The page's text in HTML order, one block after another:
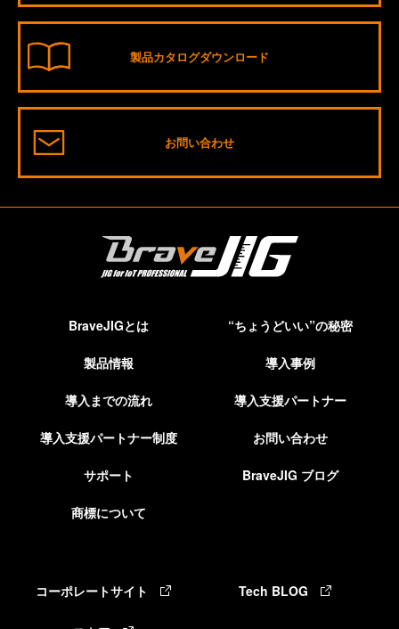
製品カタログダウンロード
お問い合わせ
BraveJIGとは “ちょうどいい”の秘密
製品情報 導入事例
導入までの流れ 導入支援パートナー
導入支援パートナー制度 お問い合わせ
商標について
BraveJIG ブログ
サポート
コーポレートサイト Tech BLOG